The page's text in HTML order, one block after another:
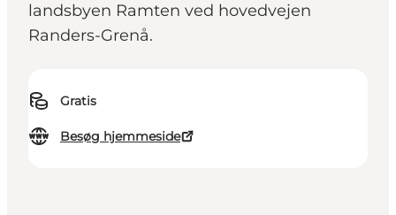
landsbyen Ramten ved hovedvejen
Randers-Grenå.
Gratis
Besøg hjemmeside